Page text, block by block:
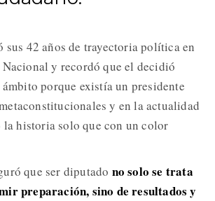
sus 42 años de trayectoria política en
y recordó que el decidió
porque existía un presidente
y en la actualidad
la historia solo que con un color
que ser diputado no solo se trata
preparación, sino de resultados y